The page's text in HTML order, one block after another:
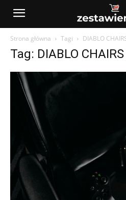
Strona główna Tagi DIABLO
Tag: DIABLO CHAIRS